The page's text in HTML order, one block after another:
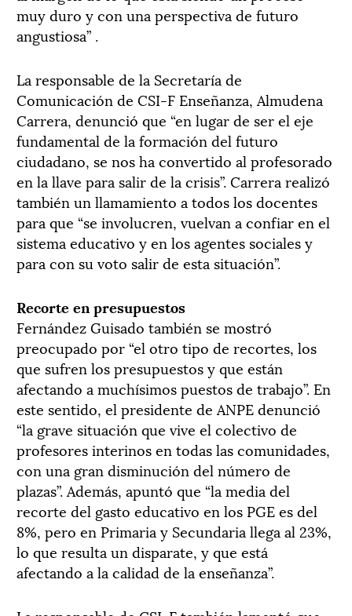
muy duro y con una perspectiva de futuro
angustiosa” .
La responsable de la Secretaría de
Comunicación de CSI-F Enseñanza, Almudena
Carrera, denunció que “en lugar de ser el eje
fundamental de la formación del futuro
ciudadano, se nos ha convertido al profesorado
en la llave para salir de la crisis”. Carrera realizó
también un llamamiento a todos los docentes
para que “se involucren, vuelvan a confiar en el
sistema educativo y en los agentes sociales y
para con su voto salir de esta situación”.
Recorte en presupuestos
Fernández Guisado también se mostró
preocupado por “el otro tipo de recortes, los
que sufren los presupuestos y que están
afectando a muchísimos puestos de trabajo”. En
este sentido, el presidente de ANPE denunció
“la grave situación que vive el colectivo de
profesores interinos en todas las comunidades,
con una gran disminución del número de
plazas”. Además, apuntó que “la media del
recorte del gasto educativo en los PGE es del
8%, pero en Primaria y Secundaria llega al 23%,
lo que resulta un disparate, y que está
afectando a la calidad de la enseñanza”.